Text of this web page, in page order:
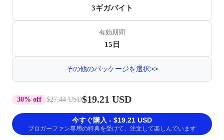
3ギガバイト
有効期間
15日
その他のパッケージを選択>>
30% off $27.44 USD$19.21 USD
今すぐ購入 - $19.21 USD
ブロガーファン専用の特典を受けて、注文して楽しんでいます